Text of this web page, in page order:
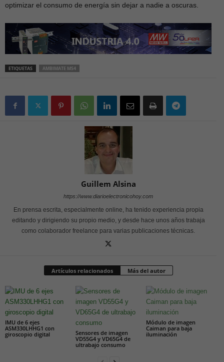
optimizar el consumo de energía sin dejar a nadie a oscuras.
ETIQUETAS AMBIMATE MS4
Guillem Alsina
https://www.diarioelectronicohoy.com
En prensa escrita, especialmente online, ha tenido experiencia propia
editando y dirigiendo su propio medio, y desde hace unos años trabaja
como colaborador freelance para varias publicaciones técnicas.
Artículos relacionados Más del autor
IMU de 6 ejes
ASM330LHHG1 con
giroscopio digital
Sensores de imagen
VD55G4 y VD65G4 de
ultrabajo consumo
Módulo de imagen
Caiman para baja
iluminación